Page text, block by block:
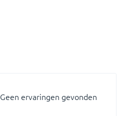
Geen ervaringen gevonden